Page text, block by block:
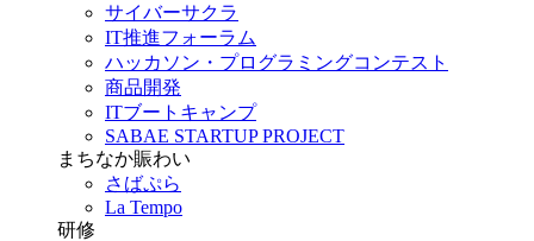
サイバーサクラ
IT推進フォーラム
ハッカソン・プログラミングコンテスト
商品開発
ITブートキャンプ
SABAE STARTUP PROJECT
まちなか賑わい
さばぷら
La Tempo
研修